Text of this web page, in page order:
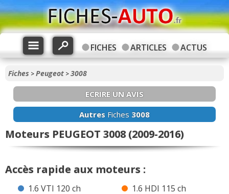
FICHES ARTICLES ACTUS
Fiches >Peugeot >3008
ECRIRE UN AVIS
Autres Fiches 3008
Moteurs PEUGEOT 3008 (2009-2016)
Accès rapide aux moteurs :
1.6 VTI 120 ch
1.6 HDI 115 ch